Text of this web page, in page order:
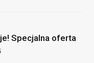
Specjalna oferta